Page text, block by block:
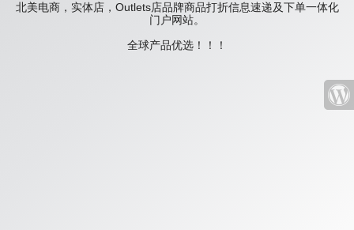
北美电商，实体店，Outlets店品牌商品打折信息速递及下单一体化
门户网站。
全球产品优选！！！